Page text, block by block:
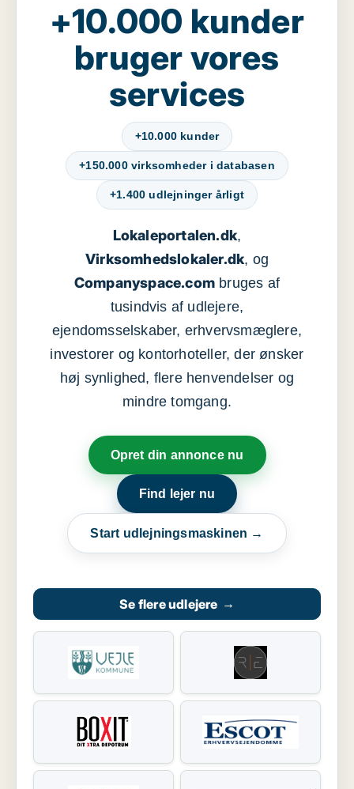
+10.000 kunder
bruger vores
services
+10.000 kunder
+150.000 virksomheder i databasen
+1.400 udlejninger årligt
Lokaleportalen.dk,
Virksomhedslokaler.dk, og
Companyspace.com bruges af
tusindvis af udlejere,
ejendomsselskaber, erhvervsmæglere,
investorer og kontorhoteller, der ønsker
høj synlighed, flere henvendelser og
mindre tomgang.
Opret din annonce nu
Find lejer nu
Start udlejningsmaskinen →
Se flere udlejere →